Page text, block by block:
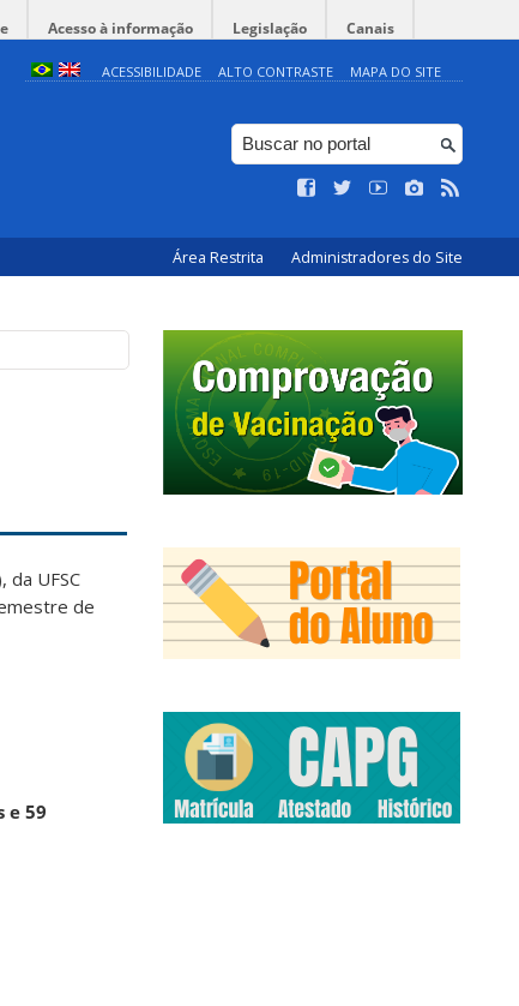
Acesso à informação Legislação Canais
ACESSIBILIDADE ALTO CONTRASTE MAPA DO SITE
Área Restrita Administradores do Site
da UFSC
de
e 59